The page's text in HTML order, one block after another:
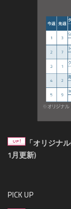
「オリジナ
1月更新)
PICK UP